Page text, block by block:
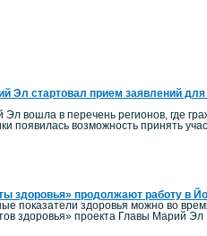
Эл стартовал прием заявлений
Эл вошла в перечень регионов, где
появилась возможность принять
здоровья» продолжают работу в
показатели здоровья можно во
здоровья» проекта Главы Марий